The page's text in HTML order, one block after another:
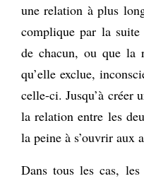
une relation à plus
complique par la suite
de chacun, ou que la
qu’elle exclue,
celle-ci. Jusqu’à créer
la relation entre les
la peine à s’ouvrir aux
Dans tous les cas, les